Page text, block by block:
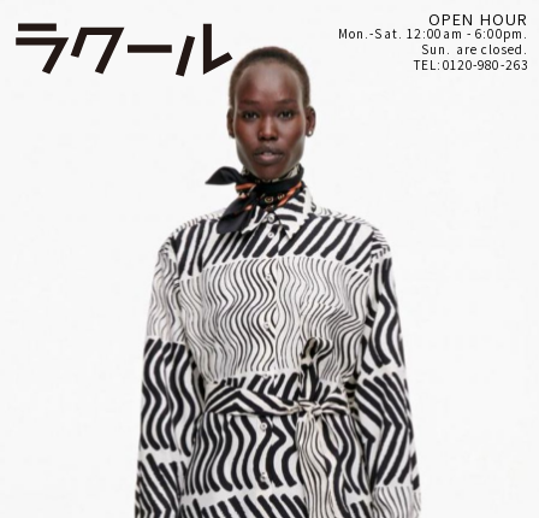
OPEN HOUR
Mon.-Sat. 12:00am - 6:00pm.
Sun. are closed.
TEL:0120-980-263